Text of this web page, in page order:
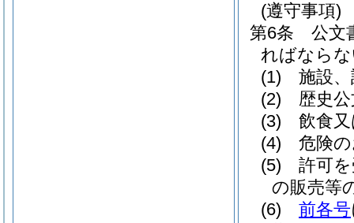
(遵守事項)
第6条
公文
ればなら
(1)
施設
(2)
歴史
(3)
飲食
(4)
危険
(5)
許可
の販売等
(6)
前各号